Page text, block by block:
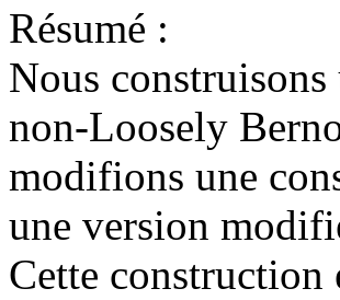
Résumé :
Nous
non-Loosely
modifions une
une version
Cette construction